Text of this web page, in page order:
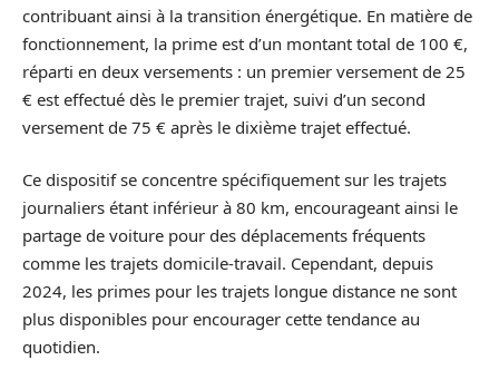
contribuant ainsi à la transition énergétique. En matière de
fonctionnement, la prime est d’un montant total de 100 €,
réparti en deux versements : un premier versement de 25
€ est effectué dès le premier trajet, suivi d’un second
versement de 75 € après le dixième trajet effectué.
Ce dispositif se concentre spécifiquement sur les trajets
journaliers étant inférieur à 80 km, encourageant ainsi le
partage de voiture pour des déplacements fréquents
comme les trajets domicile-travail. Cependant, depuis
2024, les primes pour les trajets longue distance ne sont
plus disponibles pour encourager cette tendance au
quotidien.